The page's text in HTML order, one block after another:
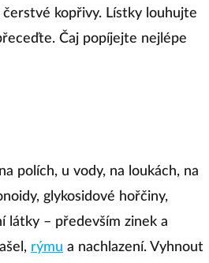
kopřivy. Lístky louhujte
Čaj popíjejte nejlépe
polích, u vody, na loukách, na
glykosidové hořčiny,
látky – především zinek a
rýmu a nachlazení. Vyhnout